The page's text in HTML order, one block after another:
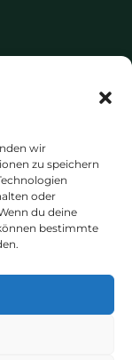
wir
zu speichern
oder
du deine
bestimmte